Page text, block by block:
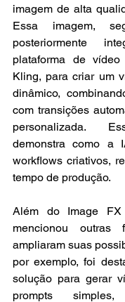
imagem de alta
Essa imagem,
posteriormente
plataforma de
Kling, para criar um
dinâmico,
com transições
personalizada.
demonstra como a
workflows criativos,
tempo de produção.
Além do Image
mencionou outras
ampliaram suas
por exemplo, foi
solução para gerar
prompts